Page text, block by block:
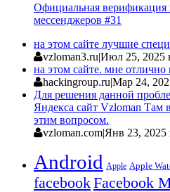
Официальная
мессенджеров #31
на этом сайте лучшие
vzloman3.ru|Июл 25, 2025
на этом сайте. мне отлично
hackingroup.ru|Мар 24,
Для решения данной
Яндекса сайт Vzloman Там
этим вопросом.
vzloman.com|Янв 23, 2025
Android Apple Apple
facebookFacebook